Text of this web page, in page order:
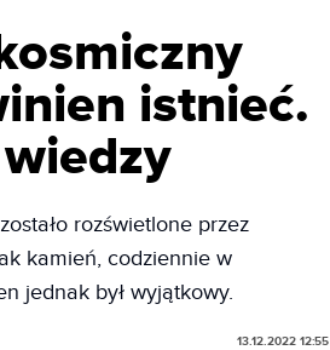
istnieć.
rozświetlone przez
kamień, codziennie w
jednak był wyjątkowy.
13.12.2022 12:55